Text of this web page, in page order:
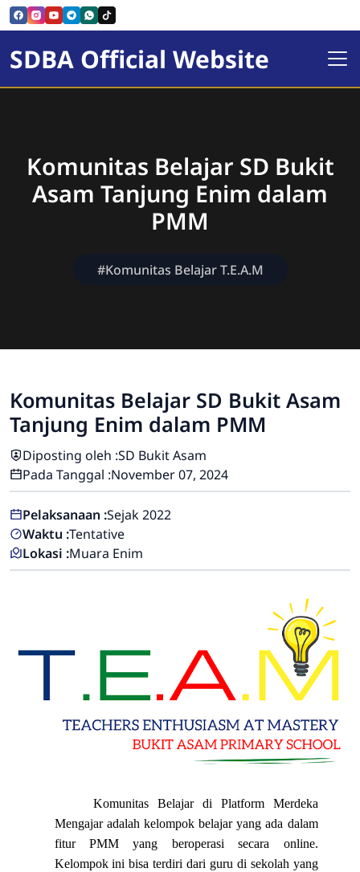
SDBA Official Website
Komunitas Belajar SD Bukit
Asam Tanjung Enim dalam
PMM
#Komunitas Belajar T.E.A.M
Komunitas Belajar SD Bukit Asam
Tanjung Enim dalam PMM
Diposting oleh :SD Bukit Asam
Pada Tanggal :November 07, 2024
Pelaksanaan :Sejak 2022
Waktu :Tentative
Lokasi :Muara Enim
Komunitas Belajar di Platform Merdeka
Mengajar adalah kelompok belajar yang ada dalam
fitur PMM yang beroperasi secara online.
Kelompok ini bisa terdiri dari guru di sekolah yang